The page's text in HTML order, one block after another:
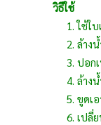
วิธีใช้
1. ใช้ใบ
2. ล้างน้
3. ปอกเ
4. ล้างน้
5. ขูดเอ
6. เปลี่ย